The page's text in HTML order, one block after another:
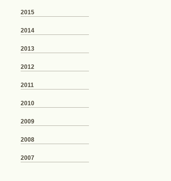
2015
2014
2013
2012
2011
2010
2009
2008
2007